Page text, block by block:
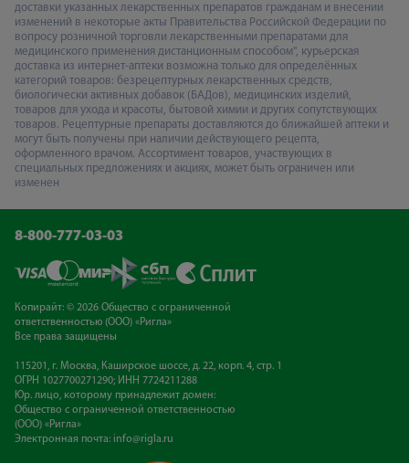
доставки указанных лекарственных препаратов гражданам и внесении
изменений в некоторые акты Правительства Российской Федерации по
вопросу розничной торговли лекарственными препаратами для
медицинского применения дистанционным способом", курьерская
доставка из интернет-аптеки возможна только для определённых
категорий товаров: безрецептурных лекарственных средств,
биологически активных добавок (БАДов), медицинских изделий,
товаров для ухода и красоты, бытовой химии и других сопутствующих
товаров. Рецептурные препараты доставляются до ближайшей аптеки и
могут быть получены при наличии действующего рецепта,
оформленного врачом. Ассортимент товаров, участвующих в
специальных предложениях и акциях, может быть ограничен или
изменен
8-800-777-03-03
Копирайт: © 2026 Общество с ограниченной
ответственностью (ООО) «Ригла»
Все права защищены
115201, г. Москва, Каширское шоссе, д. 22, корп. 4, стр. 1
ОГРН 1027700271290; ИНН 7724211288
Юр. лицо, которому принадлежит домен:
Общество с ограниченной ответственностью
(ООО) «Ригла»
Электронная почта: info@rigla.ru